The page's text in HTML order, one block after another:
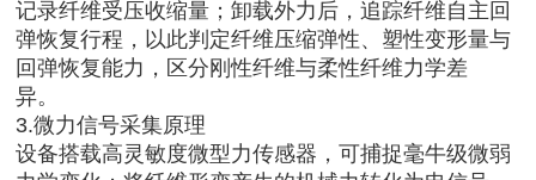
记录纤维受压收缩量；卸载外力后，追踪纤维自主回
弹恢复行程，以此判定纤维压缩弹性、塑性变形量与
回弹恢复能力，区分刚性纤维与柔性纤维力学差
异。
3.微力信号采集原理
设备搭载高灵敏度微型力传感器，可捕捉毫牛级微弱